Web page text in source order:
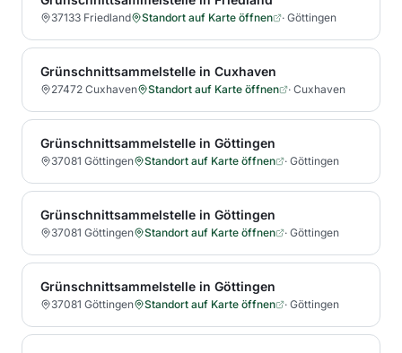
37133 Friedland Standort auf Karte öffnen · Göttingen
Grünschnittsammelstelle in Cuxhaven
27472 Cuxhaven Standort auf Karte öffnen · Cuxhaven
Grünschnittsammelstelle in Göttingen
37081 Göttingen Standort auf Karte öffnen · Göttingen
Grünschnittsammelstelle in Göttingen
37081 Göttingen Standort auf Karte öffnen · Göttingen
Grünschnittsammelstelle in Göttingen
37081 Göttingen Standort auf Karte öffnen · Göttingen